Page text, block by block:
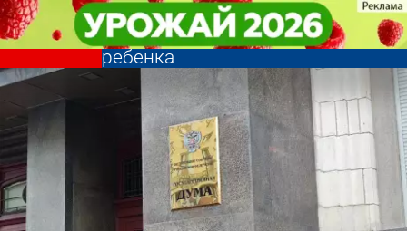
Отпуск предлагают перенести
или продлить при болезни
ребенка
Общество Отпуск предлагают перенести
или продлить при болезни
ребенка
Общество
Другие новости
по теме
Погода и курсы
валют в Пензе